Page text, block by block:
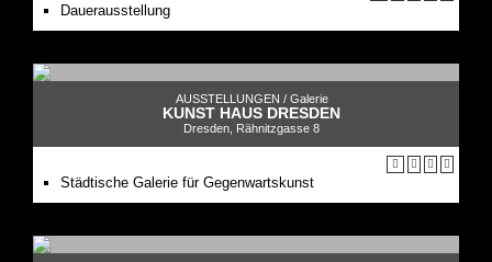
Dauerausstellung
AUSSTELLUNGEN / Galerie
KUNST HAUS DRESDEN
Dresden, Rähnitzgasse 8
Städtische Galerie für Gegenwartskunst